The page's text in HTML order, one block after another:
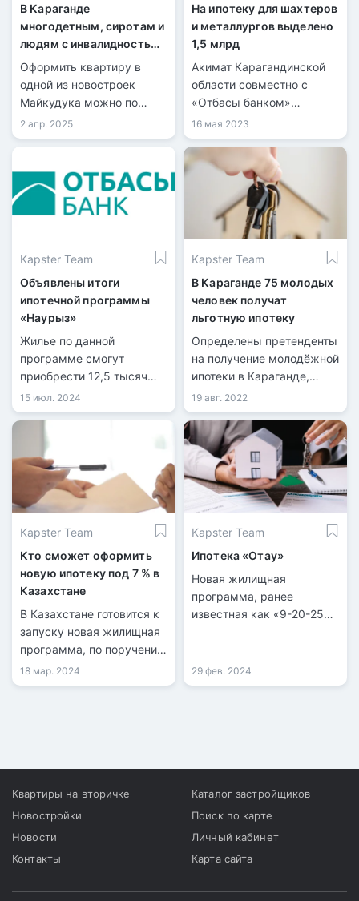
В Караганде
многодетным, сиротам и
людям с инвалидностью
предлагают жильё по
льготной ипотеке
Оформить квартиру в
одной из новостроек
Майкудука можно по
одной из льготных
ипотечных программ АО
2 апр. 2025
На ипотеку для шахтеров
и металлургов выделено
1,5 млрд
Акимат Карагандинской
области совместно с
«Отбасы банком»
реализует льготную
ипотеку для 75 семей
шахтеров и металлургов
Карагандинского региона.
16 мая 2023
Kapster Team
Объявлены итоги
ипотечной программы
«Наурыз»
Жилье по данной
программе смогут
приобрести 12,5 тысяч
казахстанцев.
15 июл. 2024
Kapster Team
В Караганде 75 молодых
человек получат
льготную ипотеку
Определены претенденты
на получение молодёжной
ипотеки в Караганде,
передает
информационная служба
kn.kz со ссылкой на
акимат Карагандинской
области. Инициатором
льготной программы для
работающей молодёжи
стал акимат области
совместно с Отбасы
банком.
19 авг. 2022
Kapster Team
Кто сможет оформить
новую ипотеку под 7 % в
Казахстане
В Казахстане готовится к
запуску новая жилищная
программа, по поручению
президента Касым-
Жомарта Токаева.
18 мар. 2024
Kapster Team
Ипотека «Отау»
Новая жилищная
программа, ранее
известная как «9-20-25»,
действующие вкладчики
Отбасы банка.
29 фев. 2024
Квартиры на вторичке
Новостройки
Новости
Контакты
Каталог застройщиков
Поиск по карте
Личный кабинет
Карта сайта